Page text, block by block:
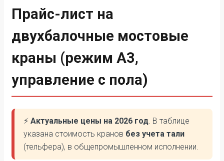
Прайс-лист на
двухбалочные мостовые
краны (режим А3,
управление с пола)
⚡ Актуальные цены на 2026 год. В таблице
указана стоимость кранов без учета тали
(тельфера), в общепромышленном исполнении.